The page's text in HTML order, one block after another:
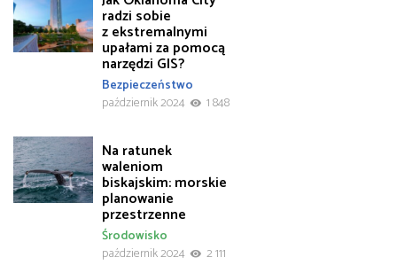
radzi sobie
z ekstremalnymi
upałami za pomocą
narzędzi GIS?
Bezpieczeństwo
październik 2024
1 848
Na ratunek
waleniom
biskajskim: morskie
planowanie
przestrzenne
Środowisko
październik 2024
2 111